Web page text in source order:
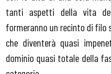
tanti aspetti della vita
formeranno un recinto di
che diventerà quasi
dominio quasi totale della